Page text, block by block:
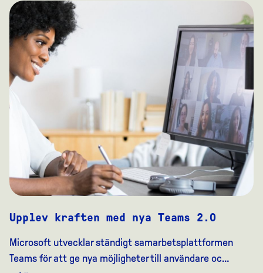
Upplev kraften med nya Teams 2.0
Microsoft utvecklar ständigt samarbetsplattformen
Teams för att ge nya möjligheter till användare oc…